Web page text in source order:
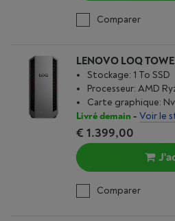
Comparer
LENOVO LOQ
Stockage: 1 To SSD
Processeur: AMD
Carte graphique:
Livré demain - Voir le
€ 1.399,00
Comparer